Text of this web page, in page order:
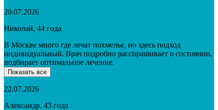
20.07.2026
Николай, 44 года
В Москве много где лечат похмелье, но здесь подход
индивидуальный. Врач подробно расспрашивает о состоянии,
подбирает оптимальное лечение.
Показать все
22.07.2026
Александр, 43 года